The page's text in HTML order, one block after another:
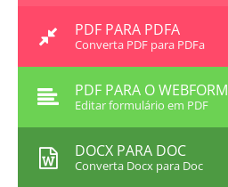
PDF PARA PDFA
Converta PDF para PDFa
PDF PARA O WEBFORM
Editar formulário em PDF
DOCX PARA DOC
Converta Docx para Doc